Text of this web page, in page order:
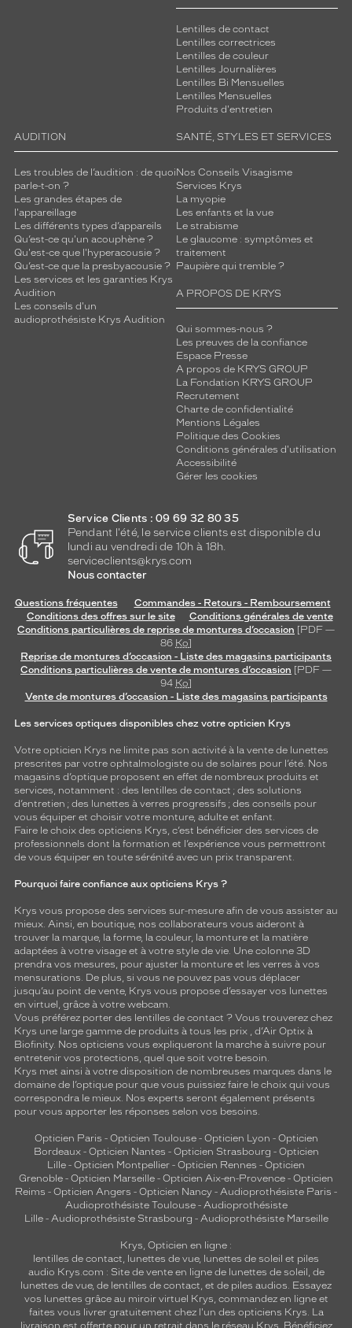
Lentilles de contact
Lentilles correctrices
Lentilles de couleur
Lentilles Journalières
Lentilles Bi Mensuelles
Lentilles Mensuelles
Produits d'entretien
AUDITION
Les troubles de l’audition : de quoi
parle-t-on ?
Les grandes étapes de
l'appareillage
Les différents types d’appareils
Qu’est-ce qu'un acouphène ?
Qu'est-ce que l'hyperacousie ?
Qu’est-ce que la presbyacousie ?
Les services et les garanties Krys
Audition
Les conseils d'un
audioprothésiste Krys Audition
SANTÉ, STYLES ET SERVICES
Nos Conseils Visagisme
Services Krys
La myopie
Les enfants et la vue
Le strabisme
Le glaucome : symptômes et
traitement
Paupière qui tremble ?
A PROPOS DE KRYS
Qui sommes-nous ?
Les preuves de la confiance
Espace Presse
A propos de KRYS GROUP
La Fondation KRYS GROUP
Recrutement
Charte de confidentialité
Mentions Légales
Politique des Cookies
Conditions générales d'utilisation
Accessibilité
Gérer les cookies
Service Clients : 09 69 32 80 35
Pendant l'été, le service clients est disponible du
lundi au vendredi de 10h à 18h.
serviceclients@krys.com
Nous contacter
Questions fréquentes
Commandes - Retours - Remboursement
Conditions des offres sur le site
Conditions générales de vente
Conditions particulières de reprise de montures d’occasion [PDF —
86 Ko]
Reprise de montures d’occasion - Liste des magasins participants
Conditions particulières de vente de montures d’occasion [PDF —
94 Ko]
Vente de montures d’occasion - Liste des magasins participants
Les services optiques disponibles chez votre opticien Krys
Votre opticien Krys ne limite pas son activité à la vente de lunettes
prescrites par votre ophtalmologiste ou de solaires pour l’été. Nos
magasins d’optique proposent en effet de nombreux produits et
services, notamment : des lentilles de contact ; des solutions
d’entretien ; des lunettes à verres progressifs ; des conseils pour
vous équiper et choisir votre monture, adulte et enfant.
Faire le choix des opticiens Krys, c’est bénéficier des services de
professionnels dont la formation et l’expérience vous permettront
de vous équiper en toute sérénité avec un prix transparent.
Pourquoi faire confiance aux opticiens Krys ?
Krys vous propose des services sur-mesure afin de vous assister au
mieux. Ainsi, en boutique, nos collaborateurs vous aideront à
trouver la marque, la forme, la couleur, la monture et la matière
adaptées à votre visage et à votre style de vie. Une colonne 3D
prendra vos mesures, pour ajuster la monture et les verres à vos
mensurations. De plus, si vous ne pouvez pas vous déplacer
jusqu’au point de vente, Krys vous propose d’essayer vos lunettes
en virtuel, grâce à votre webcam.
Vous préférez porter des lentilles de contact ? Vous trouverez chez
Krys une large gamme de produits à tous les prix , d’Air Optix à
Biofinity. Nos opticiens vous expliqueront la marche à suivre pour
entretenir vos protections, quel que soit votre besoin.
Krys met ainsi à votre disposition de nombreuses marques dans le
domaine de l’optique pour que vous puissiez faire le choix qui vous
correspondra le mieux. Nos experts seront également présents
pour vous apporter les réponses selon vos besoins.
Opticien Paris - Opticien Toulouse- Opticien Lyon - Opticien
Bordeaux- Opticien Nantes - Opticien Strasbourg - Opticien
Lille - Opticien Montpellier - Opticien Rennes - Opticien
Grenoble - Opticien Marseille - Opticien Aix-en-Provence - Opticien
Reims - Opticien Angers - Opticien Nancy - Audioprothésiste Paris -
Audioprothésiste Toulouse- Audioprothésiste
Lille- Audioprothésiste Strasbourg - Audioprothésiste Marseille
Krys, Opticien en ligne :
lentilles de contact, lunettes de vue, lunettes de soleil et piles
audio Krys.com : Site de vente en ligne de lunettes de soleil, de
lunettes de vue, de lentilles de contact, et de piles audios. Essayez
vos lunettes grâce au miroir virtuel Krys, commandez en ligne et
faites vous livrer gratuitement chez l'un des opticiens Krys. La
livraison est offerte pour un retrait dans le réseau Krys. Bénéficiez